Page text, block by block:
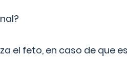
el feto, en caso de que